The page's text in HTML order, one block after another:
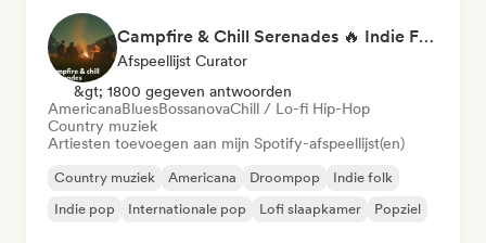
Campfire & Chill Serenades 🔥 Indie Folk, Acoustic & Singer-Songwriter
Afspeellijst Curator
&gt; 1800 gegeven antwoorden
AmericanaBluesBossanovaChill / Lo-fi Hip-Hop
Country muziek
Artiesten toevoegen aan mijn Spotify-afspeellijst(en)
Country muziek Americana Droompop
Indie folk
Indie pop
Internationale pop Lofi slaapkamer Popziel